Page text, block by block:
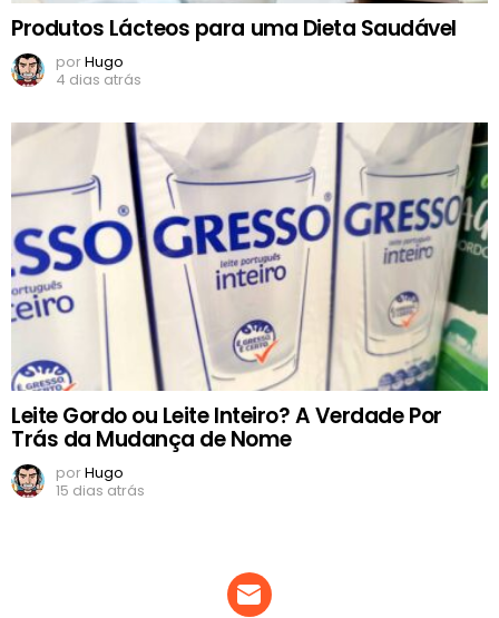
Produtos Lácteos para uma Dieta Saudável
porHugo
4 dias atrás
Leite Gordo ou Leite Inteiro? A Verdade Por
Trás da Mudança de Nome
porHugo
15 dias atrás